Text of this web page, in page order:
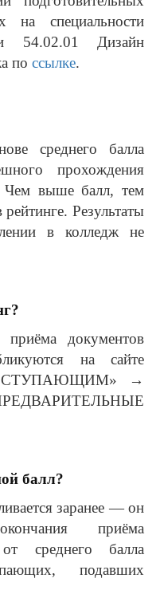
на специальности
54.02.01 Дизайн
по ссылке.
среднего балла
прохождения
Чем выше балл, тем
Результаты
в колледж не
документов
на сайте
→
балл?
заранее — он
приёма
среднего балла
подавших